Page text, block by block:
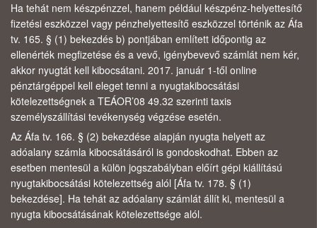
Ha tehát nem készpénzzel, hanem például készpénz-helyettesítő
fizetési eszközzel vagy pénzhelyettesítő eszközzel történik az Áfa
tv. 165. § (1) bekezdés b) pontjában említett időpontig az
ellenérték megfizetése és a vevő, igénybevevő számlát nem kér,
akkor nyugtát kell kibocsátani. 2017. január 1-től online
pénztárgéppel kell eleget tenni a nyugtakibocsátási
kötelezettségnek a TEÁOR’08 49.32 szerinti taxis
személyszállítási tevékenység végzése esetén.
Az Áfa tv. 166. § (2) bekezdése alapján nyugta helyett az
adóalany számla kibocsátásáról is gondoskodhat. Ebben az
esetben mentesül a külön jogszabályban előírt gépi kiállítású
nyugtakibocsátási kötelezettség alól [Áfa tv. 178. § (1)
bekezdése]. Ha tehát az adóalany számlát állít ki, mentesül a
nyugta kibocsátásának kötelezettsége alól.